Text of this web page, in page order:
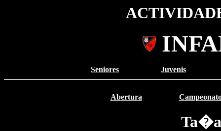
Seniores Juvenis
Abertura
Ta�a